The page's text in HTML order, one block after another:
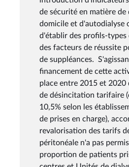
de sécurité en matière de
domicile et d'autodialyse
d'établir des profils-types
des facteurs de réussite
de suppléances.
financement de cette
place entre 2015 et
de désincitation tarifaire
10,5% selon les
de prises en charge),
revalorisation des tarifs
péritonéale n'a pas
proportion de patients